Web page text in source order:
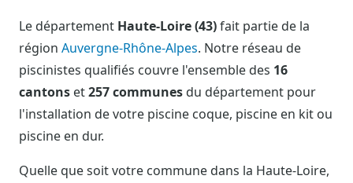
Le département Haute-Loire (43)fait partie de la
région Auvergne-Rhône-Alpes. Notre réseau de
piscinistes qualifiés couvre l'ensemble des 16
cantons et257 communes du département pour
l'installation de votre piscine coque, piscine en kit ou
piscine en dur.
Quelle que soit votre commune dans la Haute-Loire,